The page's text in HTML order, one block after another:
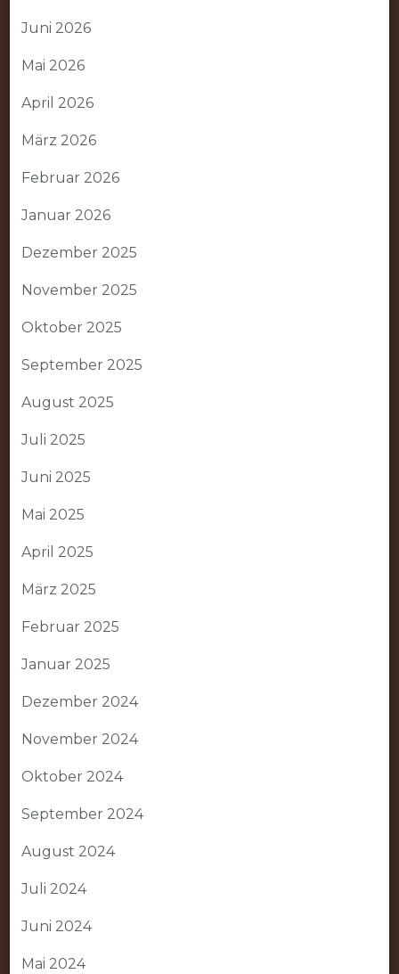
Juni 2026
Mai 2026
April 2026
März 2026
Februar 2026
Januar 2026
Dezember 2025
November 2025
Oktober 2025
September 2025
August 2025
Juli 2025
Juni 2025
Mai 2025
April 2025
März 2025
Februar 2025
Januar 2025
Dezember 2024
November 2024
Oktober 2024
September 2024
August 2024
Juli 2024
Juni 2024
Mai 2024